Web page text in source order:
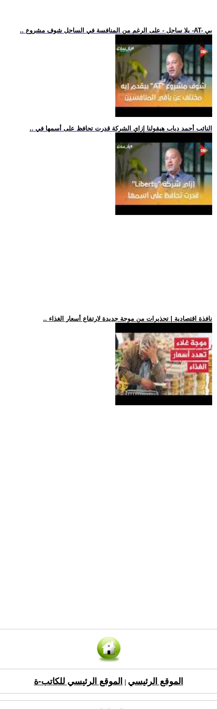
.. يلا ساحل - على الرغم من المنافسة في الساحل شوف مشروع -AT- بي
.. النائب أحمد دياب هيقولنا إزاي الشركة قدرت تحافظ على أسمها في
.. نافذة اقتصادية | تحذيرات من موجة جديدة لارتفاع أسعار الغذاء
الموقع الرئيسي الموقع الرئيسي للكاتب-ة